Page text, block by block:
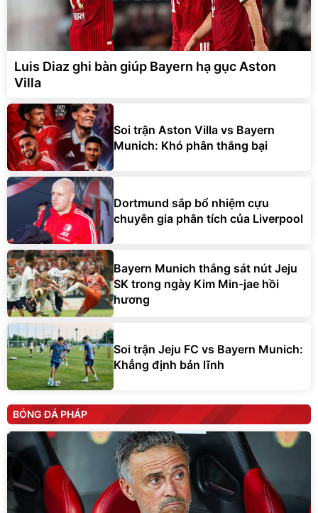
Luis Diaz ghi bàn giúp Bayern hạ gục Aston
Villa
Soi trận Aston Villa vs Bayern
Munich: Khó phân thắng bại
Dortmund sắp bổ nhiệm cựu
chuyên gia phân tích của Liverpool
Bayern Munich thắng sát nút Jeju
SK trong ngày Kim Min-jae hồi
hương
Soi trận Jeju FC vs Bayern Munich:
Khẳng định bản lĩnh
BÓNG ĐÁ PHÁP